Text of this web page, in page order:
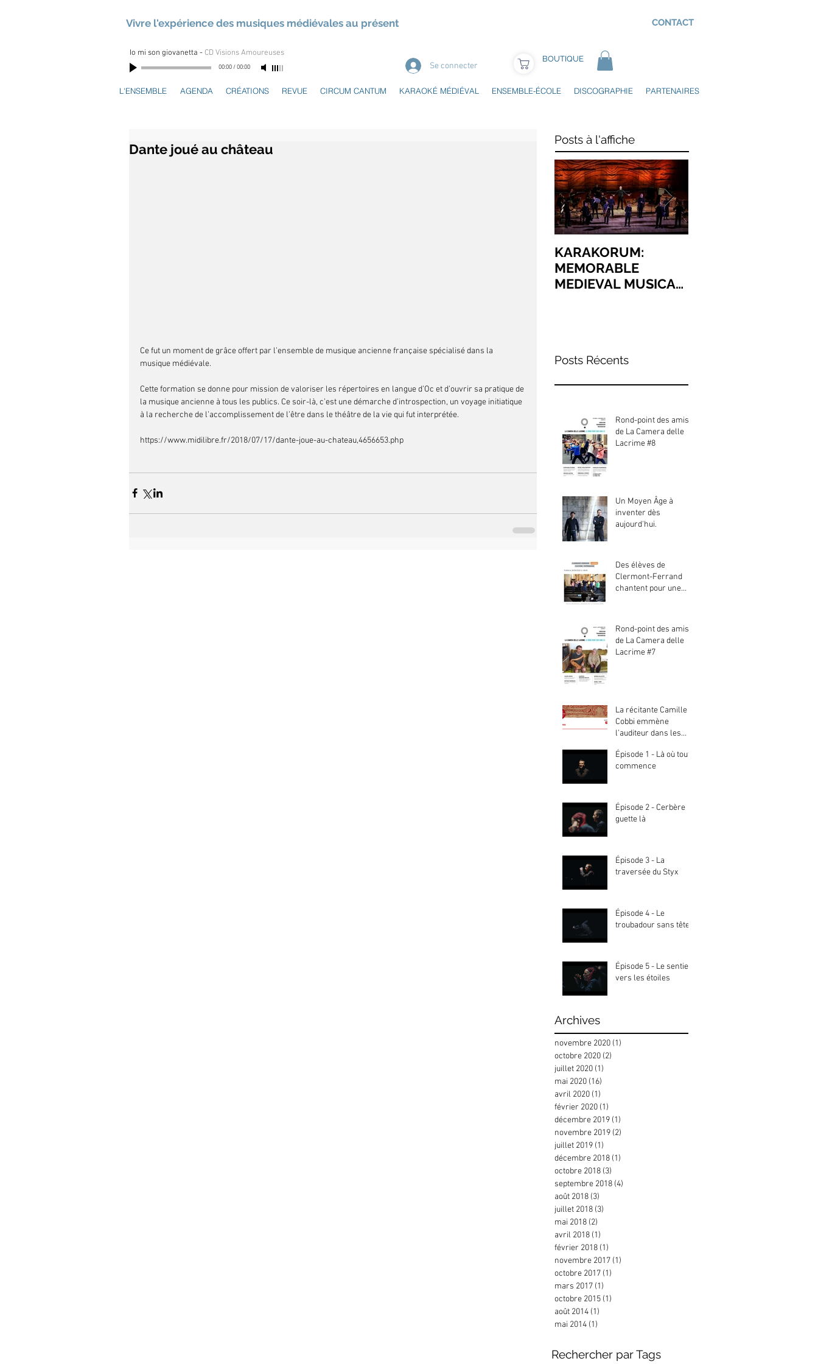
Vivre l'expérience des musiques médiévales au présent CONTACT
Io mi son giovanetta - CD Visions Amoureuses
00:00/00:00 Se connecter
BOUTIQUE
L'ENSEMBLE AGENDA CRÉATIONS REVUE CIRCUM CANTUM KARAOKÉ MÉDIÉVAL ENSEMBLE-ÉCOLE DISCOGRAPHIE PARTENAIRES
Dante joué au château
Ce fut un moment de grâce offert par l’ensemble de musique ancienne française spécialisé dans la
musique médiévale.
Cette formation se donne pour mission de valoriser les répertoires en langue d’Oc et d’ouvrir sa pratique de
la musique ancienne à tous les publics. Ce soir-là, c’est une démarche d’introspection, un voyage initiatique
à la recherche de l’accomplissement de l’être dans le théâtre de la vie qui fut interprétée.
https://www.midilibre.fr/2018/07/17/dante-joue-au-chateau,4656653.php
Posts à l'affiche
KARAKORUM:
MEMORABLE
MEDIEVAL MUSICAL
Posts Récents
Rond-point des amis
de La Camera delle
Lacrime #8
Un Moyen Âge à
inventer dès
aujourd'hui.
Des élèves de
Clermont-Ferrand
chantent pour une
Rond-point des amis
de La Camera delle
Lacrime #7
La récitante Camille
Cobbi emmène
l’auditeur dans les
paradis
Épisode 1 - Là où tout
commence
Épisode 2 - Cerbère
guette là
Épisode 3 - La
traversée du Styx
Épisode 4 - Le
troubadour sans tête
Épisode 5 - Le sentier
vers les étoiles
Archives
novembre 2020 (1)
octobre 2020 (2)
juillet 2020 (1)
mai 2020 (16)
avril 2020 (1)
février 2020 (1)
décembre 2019 (1)
novembre 2019 (2)
juillet 2019 (1)
décembre 2018 (1)
octobre 2018 (3)
septembre 2018 (4)
août 2018 (3)
juillet 2018 (3)
mai 2018 (2)
avril 2018 (1)
février 2018 (1)
novembre 2017 (1)
octobre 2017 (1)
mars 2017 (1)
octobre 2015 (1)
août 2014 (1)
mai 2014 (1)
Rechercher par Tags